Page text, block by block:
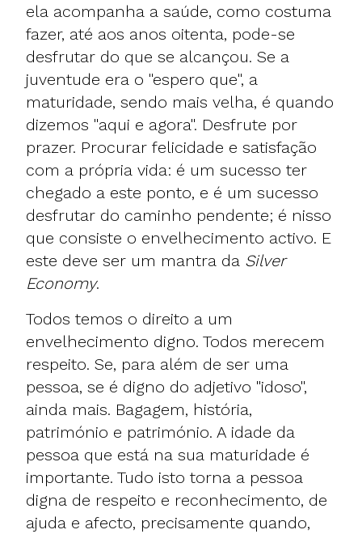
ela acompanha a saúde, como costuma
fazer, até aos anos oitenta, pode-se
desfrutar do que se alcançou. Se a
juventude era o "espero que", a
maturidade, sendo mais velha, é quando
dizemos "aqui e agora". Desfrute por
prazer. Procurar felicidade e satisfação
com a própria vida: é um sucesso ter
chegado a este ponto, e é um sucesso
desfrutar do caminho pendente; é nisso
que consiste o envelhecimento activo. E
este deve ser um mantra da Silver
Economy.
Todos temos o direito a um
envelhecimento digno. Todos merecem
respeito. Se, para além de ser uma
pessoa, se é digno do adjetivo "idoso",
ainda mais. Bagagem, história,
património e património. A idade da
pessoa que está na sua maturidade é
importante. Tudo isto torna a pessoa
digna de respeito e reconhecimento, de
ajuda e afecto, precisamente quando,